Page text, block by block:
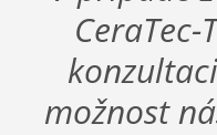
možnost